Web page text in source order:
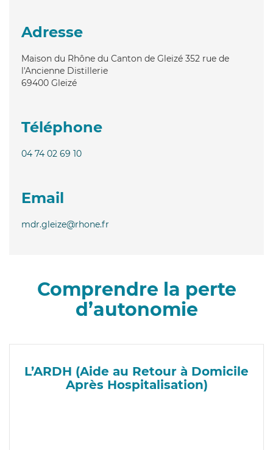
Adresse
Maison du Rhône du Canton de Gleizé 352 rue de
l'Ancienne Distillerie
69400 Gleizé
Téléphone
04 74 02 69 10
Email
mdr.gleize@rhone.fr
Comprendre la perte
d’autonomie
L’ARDH (Aide au Retour à Domicile
Après Hospitalisation)